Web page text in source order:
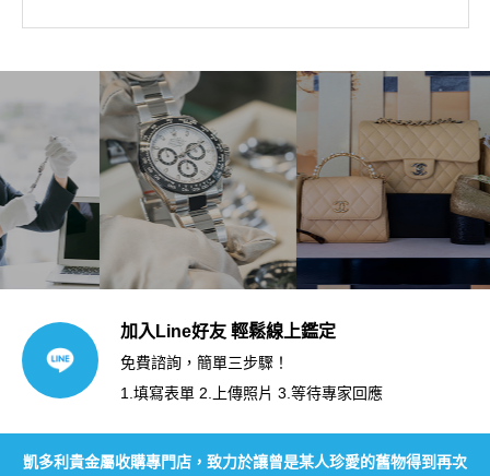
加入Line好友 輕鬆線上鑑定
免費諮詢，簡單三步驟！
1.填寫表單 2.上傳照片 3.等待專家回應
凱多利貴金屬收購專門店，致力於讓曾是某人珍愛的舊物得到再次